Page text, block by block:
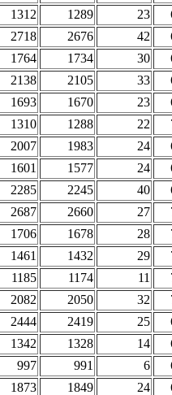
1312 1289 23
2718 2676 42
1764 1734 30
2138 2105 33
1693 1670 23
1310 1288 22
2007 1983 24
1601 1577 24
2285 2245 40
2687 2660 27
1706 1678 28
1461 1432 29
1185 1174 11
2082 2050 32
2444 2419 25
1342 1328 14
997 991 6
1873 1849 24